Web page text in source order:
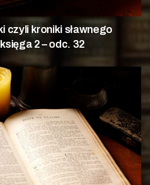
czyli kroniki sławnego
2 – odc. 32